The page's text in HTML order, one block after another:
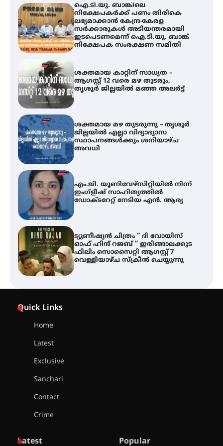
ഐ.ടി.യു. ബാങ്കിലെ
നിക്ഷേപകർക്ക് പണം തിരികെ
ലഭ്യമാക്കാൻ കേന്ദ്ര-കേരള
സർക്കാരുകൾ അടിയന്തരമായി
ഇടപെടണമെന്ന് ഐ.ടി.യു. ബാങ്ക്
നിക്ഷേപക സംരക്ഷണ സമിതി
ശക്തമായ കാറ്റിന് സാധ്യത –
ആഗസ്റ്റ് 12 വരെ മഴ തുടരും,
തൃശൂർ ജില്ലയിൽ മഞ്ഞ അലർട്ട്
ശക്തമായ മഴ തുടരുന്നു – തൃശൂർ
ജില്ലയിൽ എല്ലാ വിദ്യാഭ്യാസ
സ്ഥാപനങ്ങൾക്കും ശനിയാഴ്ച
അവധി
എം.ജി. യൂണിവേഴ്‌സിറ്റിയിൽ നിന്ന്
ഇംഗ്ളീഷ് സാഹിത്യത്തിൽ
ഡോക്ടറേറ്റ് നേടിയ എൻ. ആര്യ
ട്യുണീഷ്യൻ ചിത്രം ” ദി വോയിസ്
ഓഫ് ഹിന്ദ് റജബ് ” ഇരിങ്ങാലക്കുട
ഫിലിം സൊസൈറ്റി ആഗസ്റ്റ് 7
വെള്ളിയാഴ്ച സ്‌ക്രീൻ ചെയ്യുന്നു
Quick Links
Home
Latest
Exclusive
Sanchari
Contact
Crime
Latest Popular